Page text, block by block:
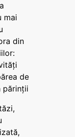
mai
din
de
părinții